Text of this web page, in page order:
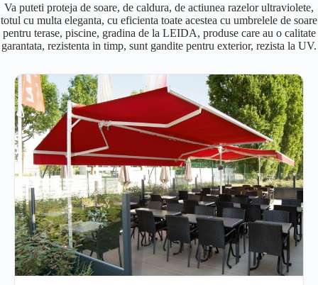
Va puteti proteja de soare, de caldura, de actiunea razelor ultraviolete,
totul cu multa eleganta, cu eficienta toate acestea cu umbrelele de soare
pentru terase, piscine, gradina de la LEIDA, produse care au o calitate
garantata, rezistenta in timp, sunt gandite pentru exterior, rezista la UV.